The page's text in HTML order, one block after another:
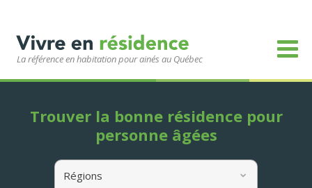
La référence en habitation pour ainés au Québec
Régions
Trouver la bonne résidence pour
personne âgées